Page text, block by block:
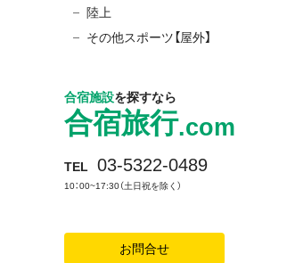
合宿施設を探すなら
合宿旅行.com
TEL 03-5322-0489
10：00~17:30（土日祝を除く）
お問合せ
陸上
その他スポーツ【屋外】